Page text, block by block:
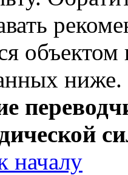
ниже.
началу